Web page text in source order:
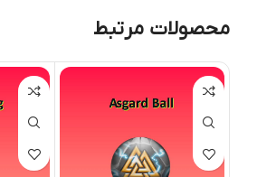
محصولات مرتبط